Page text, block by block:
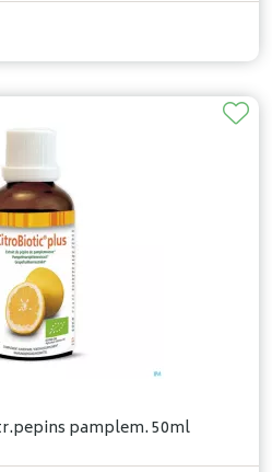
pamplem. 50ml